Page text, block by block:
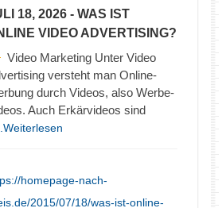
18, 2026 - WAS IST
VIDEO ADVERTISING?
Video Marketing Unter Video
versteht man Online-
durch Videos, also Werbe-
Auch Erkärvideos sind
...Weiterlesen
homepage-nach-
2015/07/18/was-ist-online-